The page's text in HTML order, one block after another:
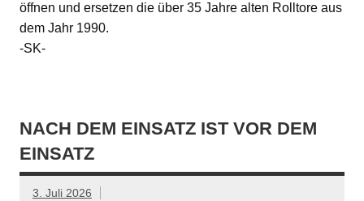
öffnen und ersetzen die über 35 Jahre alten Rolltore aus
dem Jahr 1990.
-SK-
NACH DEM EINSATZ IST VOR DEM
EINSATZ
3. Juli 2026